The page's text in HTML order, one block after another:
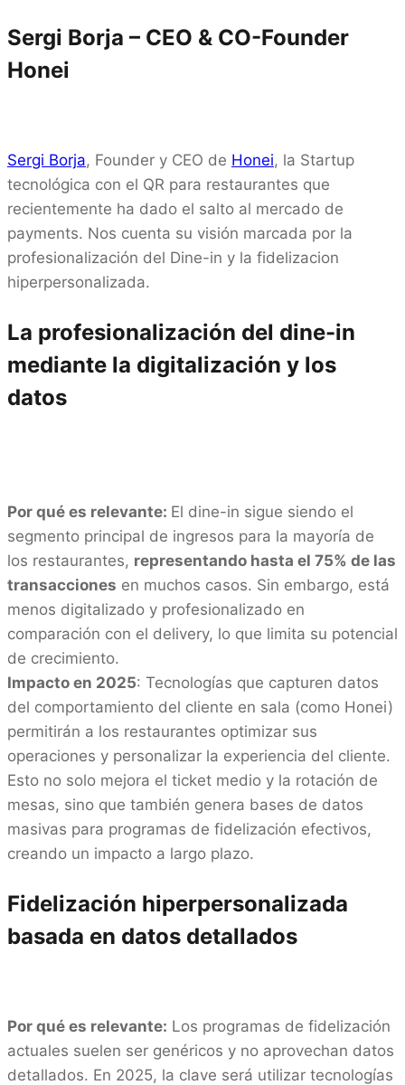
Sergi Borja – CEO & CO-Founder
Honei
Sergi Borja, Founder y CEO de Honei, la Startup
tecnológica con el QR para restaurantes que
recientemente ha dado el salto al mercado de
payments. Nos cuenta su visión marcada por la
profesionalización del Dine-in y la fidelizacion
hiperpersonalizada.
La profesionalización del dine-in
mediante la digitalización y los
datos
Por qué es relevante: El dine-in sigue siendo el
segmento principal de ingresos para la mayoría de
los restaurantes, representando hasta el 75% de las
transacciones en muchos casos. Sin embargo, está
menos digitalizado y profesionalizado en
comparación con el delivery, lo que limita su potencial
de crecimiento.
Impacto en 2025: Tecnologías que capturen datos
del comportamiento del cliente en sala (como Honei)
permitirán a los restaurantes optimizar sus
operaciones y personalizar la experiencia del cliente.
Esto no solo mejora el ticket medio y la rotación de
mesas, sino que también genera bases de datos
masivas para programas de fidelización efectivos,
creando un impacto a largo plazo.
Fidelización hiperpersonalizada
basada en datos detallados
Por qué es relevante: Los programas de fidelización
actuales suelen ser genéricos y no aprovechan datos
detallados. En 2025, la clave será utilizar tecnologías